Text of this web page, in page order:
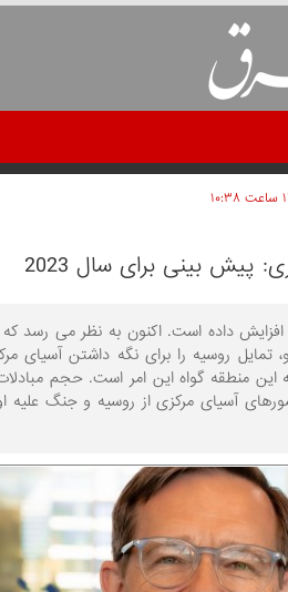
بینی برای سال 2023
داده است. اکنون به نظر می
روسیه را برای نگه داشتن آسیای
این منطقه گواه این امر است. حجم
آسیای مرکزی از روسیه و جنگ علیه